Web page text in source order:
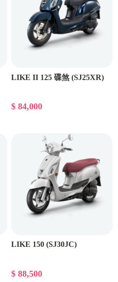
LIKE II 125 碟煞 (SJ25XR)
$ 84,000
LIKE 150 (SJ30JC)
$ 88,500